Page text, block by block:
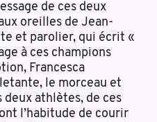
de ces deux
oreilles de Jean-
et parolier, qui écrit «
à ces champions
Francesca
le morceau et
deux athlètes, de ces
l’habitude de courir